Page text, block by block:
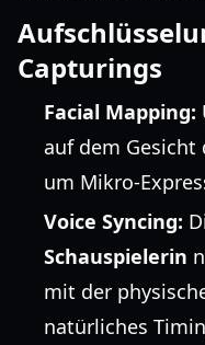
Capturings
Facial Mapping:
auf dem Gesicht
um Mikro-
Voice Syncing:
Schauspielerin
mit der
natürliches